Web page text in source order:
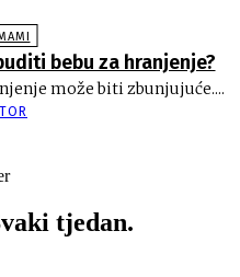
bebu za hranjenje?
može biti zbunjujuće....
tjedan.